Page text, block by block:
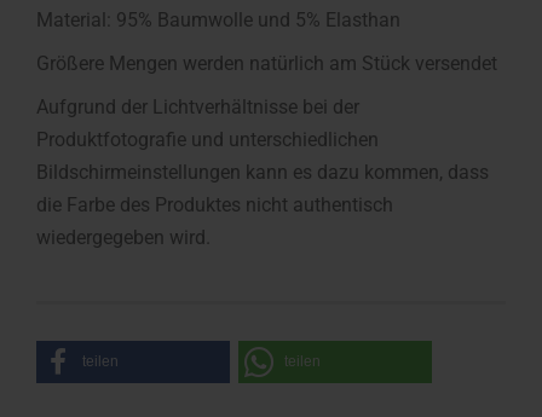
Material: 95% Baumwolle und 5% Elasthan
Größere Mengen werden natürlich am Stück versendet
Aufgrund der Lichtverhältnisse bei der
Produktfotografie und unterschiedlichen
Bildschirmeinstellungen kann es dazu kommen, dass
die Farbe des Produktes nicht authentisch
wiedergegeben wird.
teilen teilen